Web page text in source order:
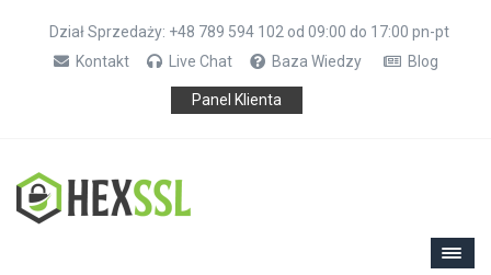
Dział Sprzedaży: +48 789 594 102 od 09:00 do 17:00 pn-pt
Kontakt
Live Chat Baza Wiedzy Blog
Panel Klienta